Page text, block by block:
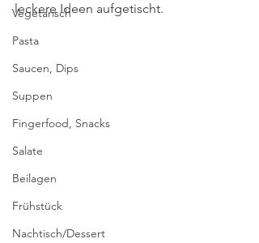
Vegetarisch
Pasta
Saucen, Dips
Suppen
Fingerfood, Snacks
Salate
Beilagen
Frühstück
Nachtisch/Dessert
leckere Ideen aufgetischt.